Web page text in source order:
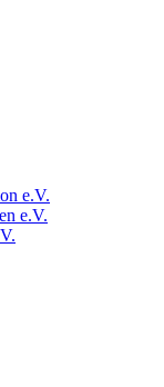
e.V.
e.V.